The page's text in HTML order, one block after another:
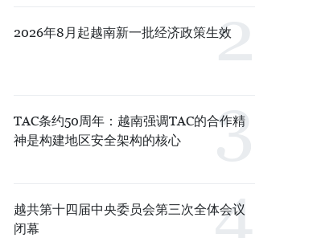
2026年8月起越南新一批经济政策生效
TAC条约50周年：越南强调TAC的合作精
神是构建地区安全架构的核心
越共第十四届中央委员会第三次全体会议
闭幕